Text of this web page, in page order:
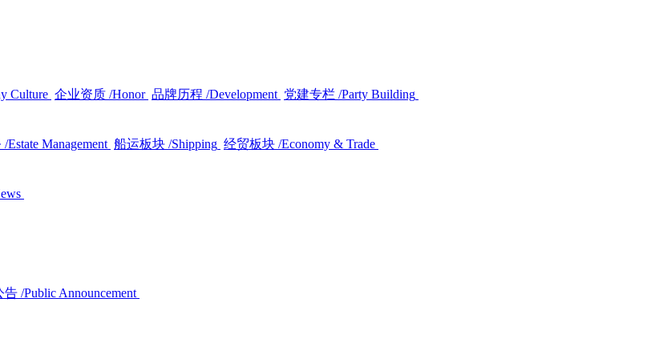
Culture 企业资质 /Honor 品牌历程 /Development 党建专栏 /Party Building
/Estate Management 船运板块 /Shipping 经贸板块 /Economy & Trade
告 /Public Announcement